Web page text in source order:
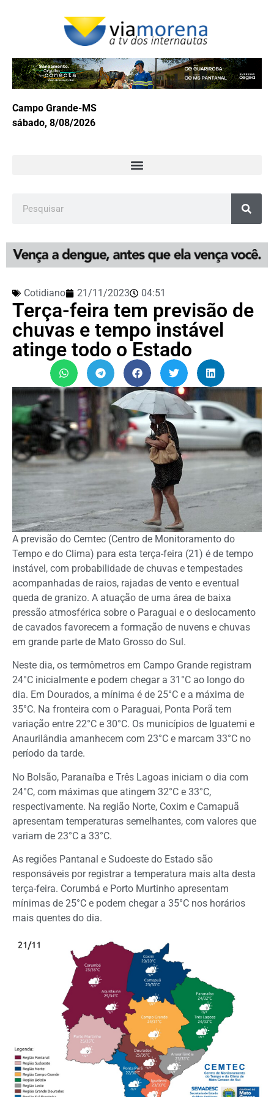
Campo Grande-MS
sábado, 8/08/2026
Cotidiano 21/11/2023 04:51
Terça-feira tem previsão de
chuvas e tempo instável
atinge todo o Estado
A previsão do Cemtec (Centro de Monitoramento do
Tempo e do Clima) para esta terça-feira (21) é de tempo
instável, com probabilidade de chuvas e tempestades
acompanhadas de raios, rajadas de vento e eventual
queda de granizo. A atuação de uma área de baixa
pressão atmosférica sobre o Paraguai e o deslocamento
de cavados favorecem a formação de nuvens e chuvas
em grande parte de Mato Grosso do Sul.
Neste dia, os termômetros em Campo Grande registram
24°C inicialmente e podem chegar a 31°C ao longo do
dia. Em Dourados, a mínima é de 25°C e a máxima de
35°C. Na fronteira com o Paraguai, Ponta Porã tem
variação entre 22°C e 30°C. Os municípios de Iguatemi e
Anaurilândia amanhecem com 23°C e marcam 33°C no
período da tarde.
No Bolsão, Paranaíba e Três Lagoas iniciam o dia com
24°C, com máximas que atingem 32°C e 33°C,
respectivamente. Na região Norte, Coxim e Camapuã
apresentam temperaturas semelhantes, com valores que
variam de 23°C a 33°C.
As regiões Pantanal e Sudoeste do Estado são
responsáveis por registrar a temperatura mais alta desta
terça-feira. Corumbá e Porto Murtinho apresentam
mínimas de 25°C e podem chegar a 35°C nos horários
mais quentes do dia.